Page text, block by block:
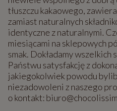
tłuszczu kakaowego,
zamiast naturalnych
identyczne z naturalnymi.
miesiącami na sklepowych
smak. Dokładamy wszelkich
Państwu satysfakcję z
jakiegokolwiek powodu
niezadowoleni z naszego
o kontakt: